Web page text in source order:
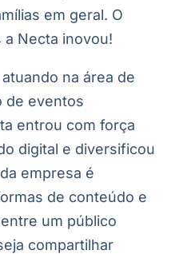
em geral. O
a Necta inovou!
na área de
de eventos
entrou com força
digital e diversificou
empresa é
de conteúdo e
um público
compartilhar